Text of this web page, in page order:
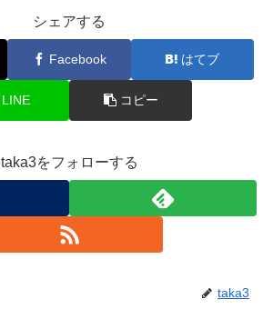
シェアする
Facebook はてブ
LINE コピー
taka3をフォローする
taka3